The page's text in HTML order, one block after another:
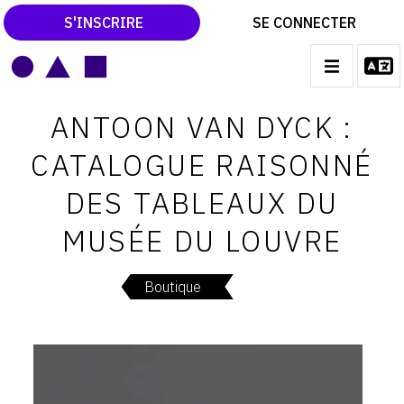
S'INSCRIRE SE CONNECTER
navigation
CATALOGUES RAISONNÉS
LES EXPOSITIONS
LES VERNISSAGES
ARCHIVES DES EXPOSITIONS
ACTUALITÉS DU MONDE DE L'ART
ANTOON VAN DYCK :
CATALOGUE RAISONNÉ
DES TABLEAUX DU
MUSÉE DU LOUVRE
Boutique